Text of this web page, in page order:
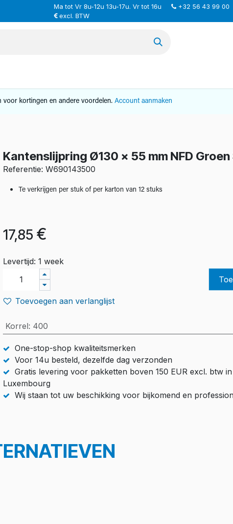
Ma tot Vr 8u-12u 13u-17u. Vr tot 16u +32 56 43 99 00
excl. BTW
voor kortingen en andere voordelen. Account aanmaken
Kantenslijpring Ø130 x 55 mm NFD Groen
Referentie: W690143500
Te verkrijgen per stuk of per karton van 12 stuks
17,85 €
Levertijd: 1 week
Toevoegen aan verlanglijst
Korrel: 400
One-stop-shop kwaliteitsmerken
Voor 14u besteld, dezelfde dag verzonden
Gratis levering voor pakketten boven 150 EUR excl. btw in
Luxembourg
Wij staan tot uw beschikking voor bijkomend en